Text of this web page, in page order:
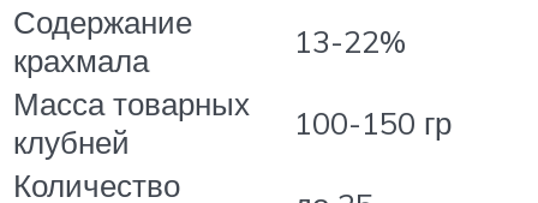
Содержание
крахмала
13-22%
Масса товарных
клубней
100-150 гр
Количество